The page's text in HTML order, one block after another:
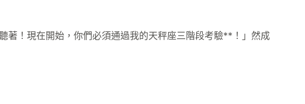
著！現在開始，你們必須通過我的天秤座三階段考驗**！」然成